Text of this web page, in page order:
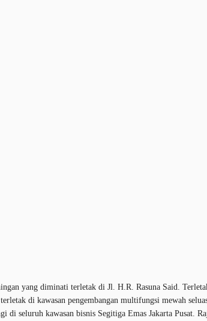
yang diminati terletak di Jl. H.R. Rasuna Said.
di kawasan pengembangan multifungsi mewah
di seluruh kawasan bisnis Segitiga Emas Jakarta